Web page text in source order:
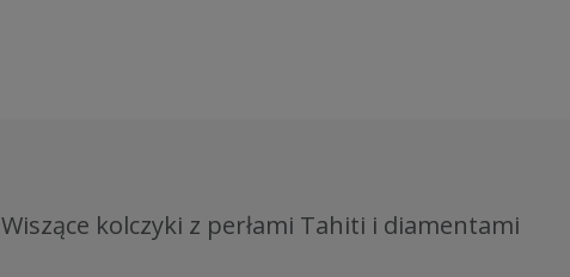
Wiszące kolczyki z perłami Tahiti i diamentami